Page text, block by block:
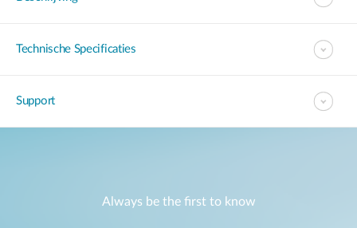
Technische Specificaties
Support
Always be the first to know